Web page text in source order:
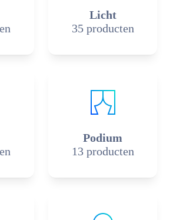
Licht
35 producten
Podium
13 producten